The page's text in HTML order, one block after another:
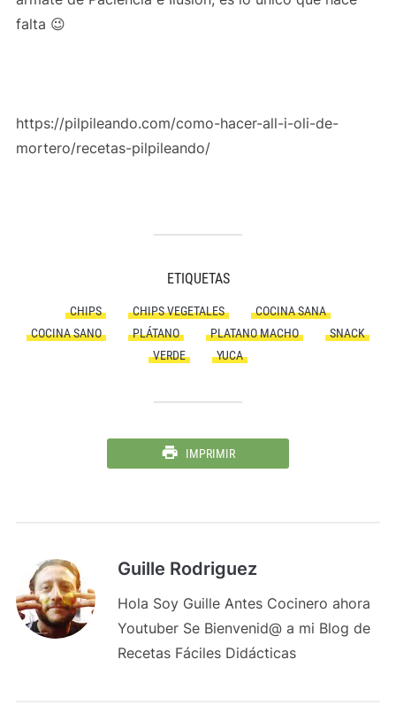
falta 😉
https://pilpileando.com/como-hacer-all-i-oli-de-
mortero/recetas-pilpileando/
ETIQUETAS
CHIPS CHIPS VEGETALES
COCINA SANA
COCINA SANO
PLÁTANO PLATANO MACHO
SNACK
VERDE
YUCA
IMPRIMIR
Guille Rodriguez
Hola Soy Guille Antes Cocinero ahora
Youtuber Se Bienvenid@ a mi Blog de
Recetas Fáciles Didácticas